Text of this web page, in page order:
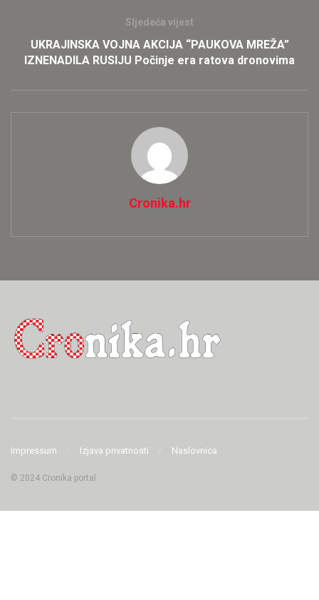
Sljedeća vijest
UKRAJINSKA VOJNA AKCIJA “PAUKOVA MREŽA”
IZNENADILA RUSIJU Počinje era ratova dronovima
Cronika.hr
Impressum Izjava privatnosti Naslovnica
© 2024 Cronika portal